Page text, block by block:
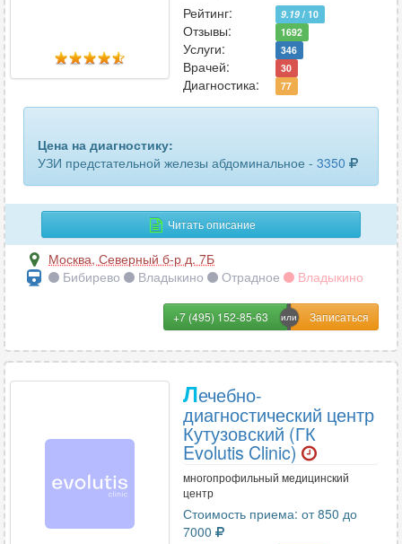
печени
плевральной полости
плечевого сустава 182
подчелюстных лимфоузлов
полового члена
345
предстательной железы
предстательной железы и семенных пузырьков 109
предстательной железы трансректальное
придаточных пазух носа
прямой кишки трансректальное
Рейтинг:
9.19 / 10
Отзывы: 1692
Услуги: 346
Врачей: 30
Диагностика: 77
Цена на диагностику:
УЗИ предстательной железы абдоминальное - 3350
Читать описание
Москва, Северный б-р д. 7Б
Бибирево
Владыкино Отрадное Владыкино
+7 (495) 152-85-63
Лечебно-
диагностический центр
Кутузовский (ГК
Evolutis Clinic)
многопрофильный медицинский
центр
Стоимость приема: от 850 до
7000